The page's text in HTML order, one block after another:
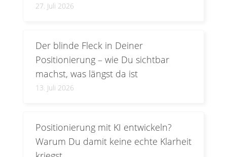
27. Juli 2026
Der blinde Fleck in Deiner
Positionierung – wie Du sichtbar
machst, was längst da ist
13. Juli 2026
Positionierung mit KI entwickeln?
Warum Du damit keine echte Klarheit